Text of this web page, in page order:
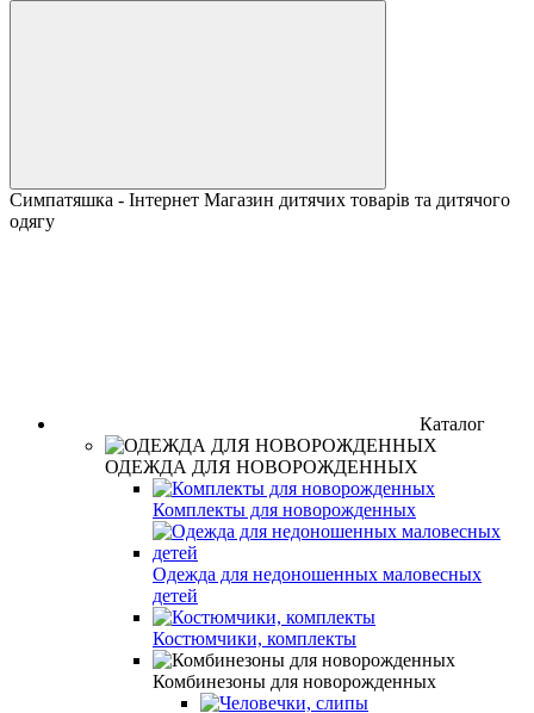
Симпатяшка - Інтернет Магазин дитячих товарів та дитячого
одягу
Каталог
ОДЕЖДА ДЛЯ НОВОРОЖДЕННЫХ
Комплекты для новорожденных
Одежда для недоношенных маловесных
детей
Костюмчики, комплекты
Комбинезоны для новорожденных